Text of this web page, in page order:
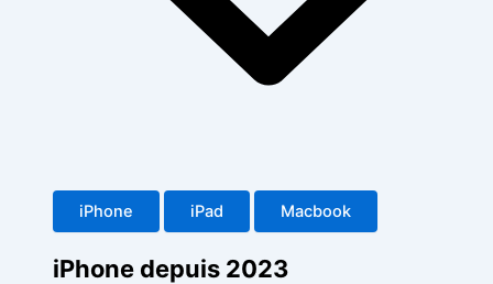
iPhone iPad Macbook
iPhone depuis 2023